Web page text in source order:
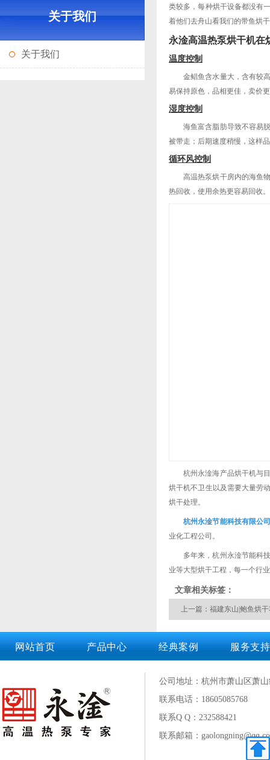
关于我们
关于我们
类较多，每种烘干设备都没有
着他们去舟山看我们的带鱼烘
永淦高温热泵烘干机在
温度控制
金鲳鱼含水量大，含有较
易保持原色，品相更佳，卖价
湿度控制
海鱼富含脂肪导致不容易
被带走；后期速度稍慢，这样
循环风控制
高温热泵烘干房内的海鱼
热回收，使用余热更容易回收
杭州永淦海产品烘干机与
烘干机不卫生以及需要大量劳
烘干处理。
杭州永淦节能科技有限公
业化工程公司。
多年来，杭州永淦节能科
业等大型烘干工程，每一个行
文章相关标签：
上一篇：福建东山|鲍鱼烘
网站首页 产品中心 经典案例 服务支持
公司地址：杭州市萧山区萧
联系电话：18605085768
联系Q Q： 232588421
联系邮箱：